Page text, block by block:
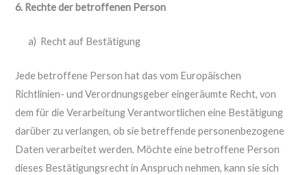
6. Rechte der betroffenen Person
a) Recht auf Bestätigung
Jede betroffene Person hat das vom Europäischen
Richtlinien- und Verordnungsgeber eingeräumte Recht, von
dem für die Verarbeitung Verantwortlichen eine Bestätigung
darüber zu verlangen, ob sie betreffende personenbezogene
Daten verarbeitet werden. Möchte eine betroffene Person
dieses Bestätigungsrecht in Anspruch nehmen, kann sie sich